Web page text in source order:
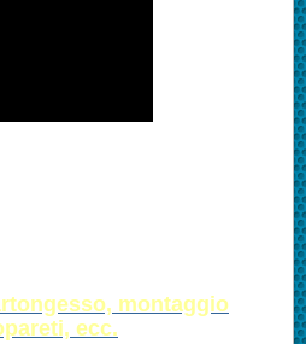
montaggio
ecc.